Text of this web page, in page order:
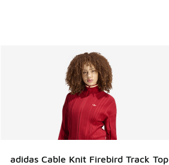
adidas Cable Knit Firebird Track Top